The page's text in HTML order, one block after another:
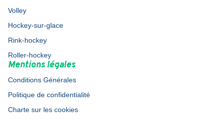
Volley
Hockey-sur-glace
Rink-hockey
Roller-hockey
Mentions légales
Conditions Générales
Politique de confidentialité
Charte sur les cookies